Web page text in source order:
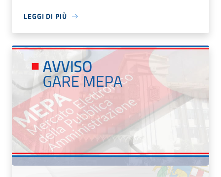
LEGGI DI PIÙ